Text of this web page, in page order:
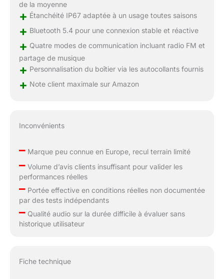
d'utilisation continue,
vous permettant de
sans interruption
de la moyenne
+ Étanchéité IP67 adaptée à un usage toutes saisons
+ Bluetooth 5.4 pour une connexion stable et réactive
+ Quatre modes de communication incluant radio FM et
partage de musique
+ Personnalisation du boîtier via les autocollants fournis
+ Note client maximale sur Amazon
Inconvénients
–Marque peu connue en Europe, recul terrain limité
–Volume d’avis clients insuffisant pour valider les
performances réelles
–Portée effective en conditions réelles non documentée
par des tests indépendants
–Qualité audio sur la durée difficile à évaluer sans
historique utilisateur
Fiche technique